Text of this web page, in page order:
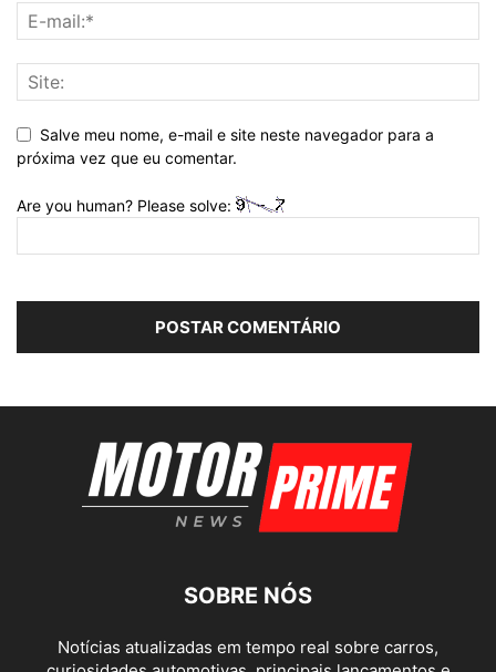
Salve meu nome, e-mail e site neste navegador para a
próxima vez que eu comentar.
Are you human? Please solve:
SOBRE NÓS
Notícias atualizadas em tempo real sobre carros,